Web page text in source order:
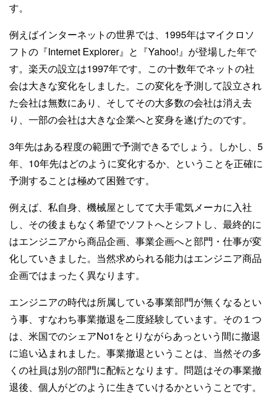
す。
例えばインターネットの世界では、1995年はマイクロソ
フトの『Internet Explorer』と『Yahoo!』が登場した年で
す。楽天の設立は1997年です。この十数年でネットの社
会は大きな変化をしました。この変化を予測して設立され
た会社は無数にあり、そしてその大多数の会社は消え去
り、一部の会社は大きな企業へと変身を遂げたのです。
3年先はある程度の範囲で予測できるでしょう。しかし、5
年、10年先はどのように変化するか、ということを正確に
予測することは極めて困難です。
例えば、私自身、機械屋としてて大手電気メーカに入社
し、その後まもなく希望でソフトへとシフトし、最終的に
はエンジニアから商品企画、事業企画へと部門・仕事が変
化していきました。当然求められる能力はエンジニア商品
企画ではまったく異なります。
エンジニアの時代は所属している事業部門が無くなるとい
う事、すなわち事業撤退を二度経験しています。その１つ
は、米国でのシェアNo1をとりながらあっという間に撤退
に追い込まれました。事業撤退ということは、当然その多
くの社員は別の部門に配転となります。問題はその事業撤
退後、個人がどのように生きていけるかということです。